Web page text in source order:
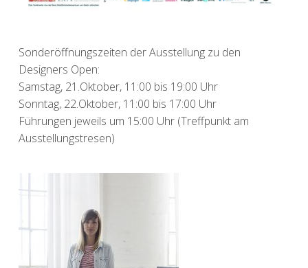
Sonderöffnungszeiten der Ausstellung zu den
Designers Open:
Samstag, 21.Oktober, 11:00 bis 19:00 Uhr
Sonntag, 22.Oktober, 11:00 bis 17:00 Uhr
Führungen jeweils um 15:00 Uhr (Treffpunkt am
Ausstellungstresen)